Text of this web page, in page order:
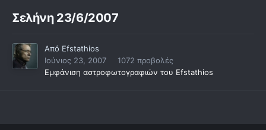
Σελήνη 23/6/2007
Από Efstathios
Ιούνιος 23, 2007
1072 προβολές
Εμφάνιση αστροφωτογραφιών του Efstathios